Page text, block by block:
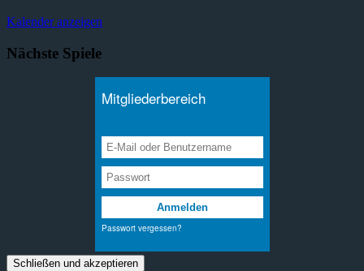
Kalender anzeigen
Nächste Spiele